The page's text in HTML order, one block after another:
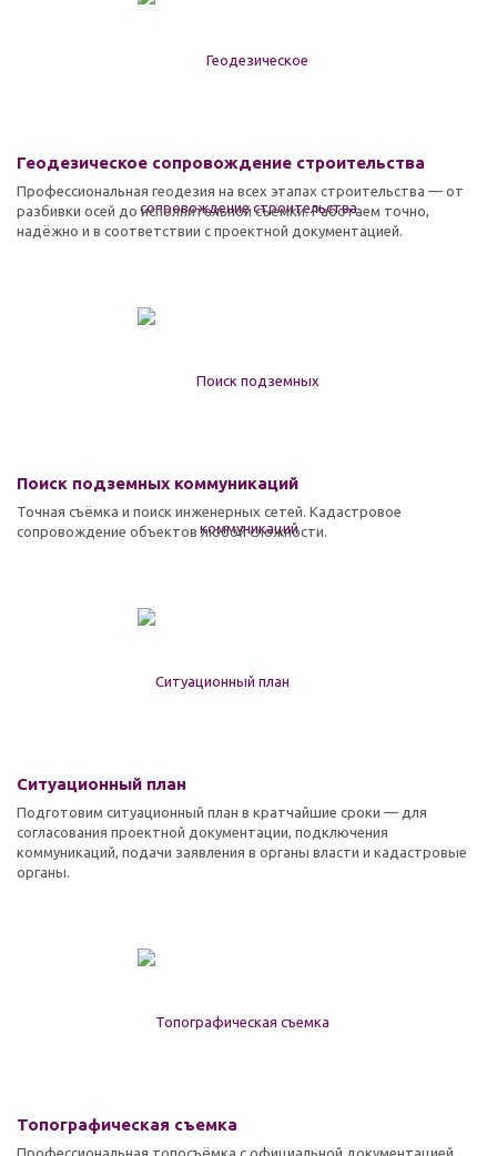
Геодезическое сопровождение строительства
Профессиональная геодезия на всех этапах строительства — от
разбивки осей до исполнительной съёмки. Работаем точно,
надёжно и в соответствии с проектной документацией.
Поиск подземных коммуникаций
Точная съёмка и поиск инженерных сетей. Кадастровое
сопровождение объектов любой сложности.
Ситуационный план
Подготовим ситуационный план в кратчайшие сроки — для
согласования проектной документации, подключения
коммуникаций, подачи заявления в органы власти и кадастровые
органы.
Топографическая съемка
Профессиональная топосъёмка с официальной документацией.